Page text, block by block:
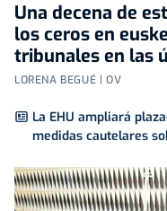
Una decena de
los ceros en
tribunales en las
LORENA BEGUÉ | OV
La EHU ampliará
medidas cautelares